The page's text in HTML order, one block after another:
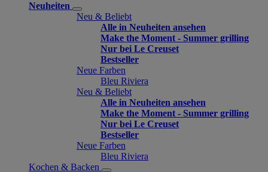
Neuheiten
Neu & Beliebt
Alle in Neuheiten ansehen
Make the Moment - Summer grilling
Nur bei Le Creuset
Bestseller
Neue Farben
Bleu Riviera
Neu & Beliebt
Alle in Neuheiten ansehen
Make the Moment - Summer grilling
Nur bei Le Creuset
Bestseller
Neue Farben
Bleu Riviera
Kochen & Backen